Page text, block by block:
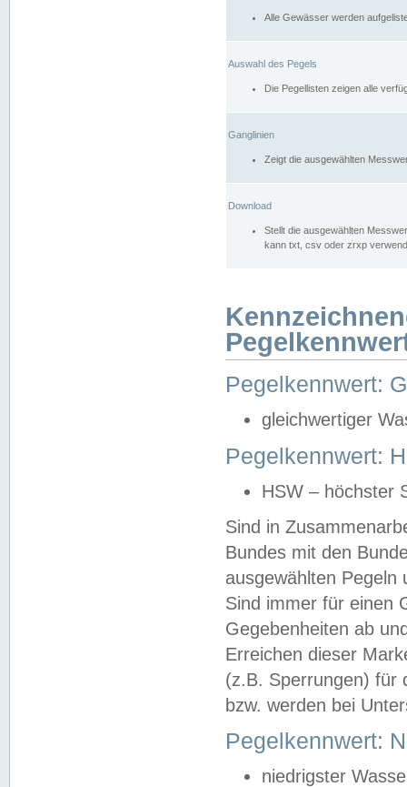
Alle Gewässer werden
Auswahl des Pegels
Die Pegellisten zeigen alle
Ganglinien
Zeigt die ausgewählten
Download
Stellt die ausgewählten
kann txt, csv oder zrxp
Pegelkennwert:
gleichwertiger
Pegelkennwert:
HSW – höchster
Sind in
Bundes mit den
ausgewählten
Sind immer für einen
Gegebenheiten ab
Erreichen dieser
(z.B. Sperrungen) für
bzw. werden bei
Pegelkennwert:
niedrigster